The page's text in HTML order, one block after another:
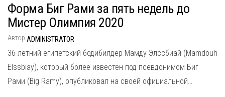
Форма Биг Рами за пять недель до
Мистер Олимпия 2020
Автор ADMINISTRATOR
36-летний египетский бодибилдер Мамду Элссбиай (Mamdouh
Elssbiay), который более известен под псевдонимом Биг
Рами (Big Ramy), опубликовал на своей официальной…